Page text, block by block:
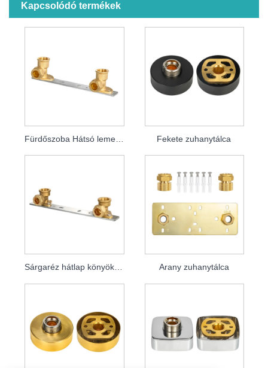
Kapcsolódó termékek
Fürdőszoba Hátsó lemez Könyöklap Fekete zuhanytálca
Sárgaréz hátlap könyöklap Arany zuhanytálca